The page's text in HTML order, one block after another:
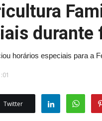
durante
horários especiais para a
Twitter